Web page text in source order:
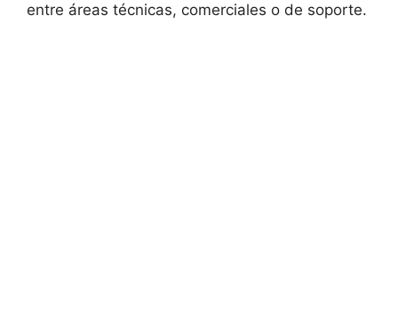
entre áreas técnicas, comerciales o de soporte.